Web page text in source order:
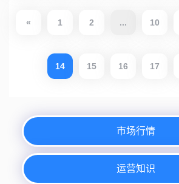
« 1 2 ... 10
14 15 16 17
市场行情
运营知识